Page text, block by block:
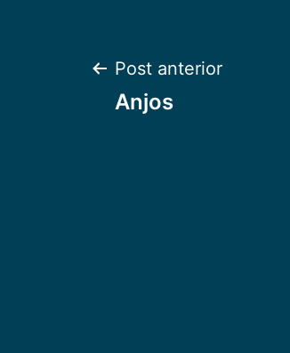
Navegação
Post anterior
Anjos